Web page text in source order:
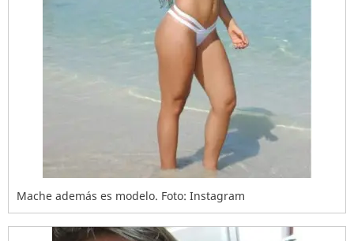
Mache además es modelo. Foto: Instagram